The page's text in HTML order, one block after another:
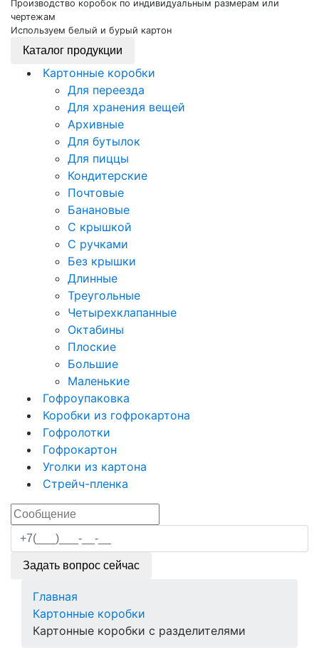
Производство коробок по индивидуальным размерам или
чертежам
Используем белый и бурый картон
Каталог продукции
Картонные коробки
Для переезда
Для хранения вещей
Архивные
Для бутылок
Для пиццы
Кондитерские
Почтовые
Банановые
С крышкой
С ручками
Без крышки
Длинные
Треугольные
Четырехклапанные
Октабины
Плоские
Большие
Маленькие
Гофроупаковка
Коробки из гофрокартона
Гофролотки
Гофрокартон
Уголки из картона
Стрейч-пленка
Задать вопрос сейчас
Главная
Картонные коробки
Картонные коробки с разделителями